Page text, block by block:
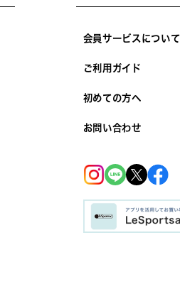
会員サービスについて
ご利用ガイド
初めての方へ
お問い合わせ